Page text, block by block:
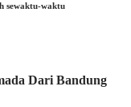
sewaktu-waktu
Dari Bandung